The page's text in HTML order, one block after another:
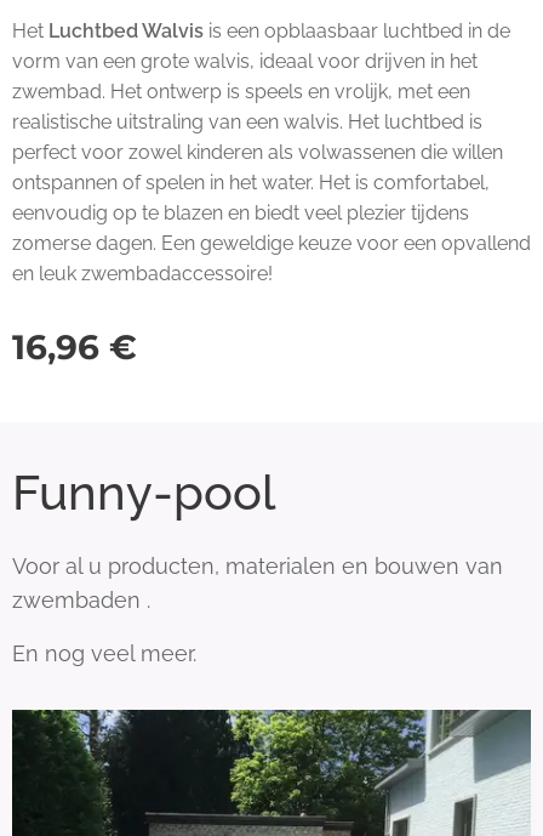
Het Luchtbed Walvis is een opblaasbaar luchtbed in de
vorm van een grote walvis, ideaal voor drijven in het
zwembad. Het ontwerp is speels en vrolijk, met een
realistische uitstraling van een walvis. Het luchtbed is
perfect voor zowel kinderen als volwassenen die willen
ontspannen of spelen in het water. Het is comfortabel,
eenvoudig op te blazen en biedt veel plezier tijdens
zomerse dagen. Een geweldige keuze voor een opvallend
en leuk zwembadaccessoire!
16,96 €
Funny-pool
Voor al u producten, materialen en bouwen van
zwembaden .
En nog veel meer.